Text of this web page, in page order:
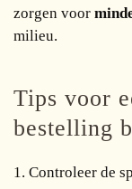
zorgen voor
milieu.
Tips voor
bestelling
1. Controleer de